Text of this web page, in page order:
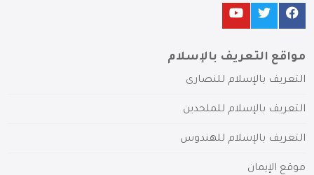
مواقع التعريف بالإسلام
التعريف بالإسلام للنصارى
التعريف بالإسلام للملحدين
التعريف بالإسلام للهندوس
موقع الإيمان